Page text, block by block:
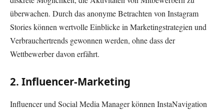
überwachen. Durch das anonyme Betrachten von Instagram
Stories können wertvolle Einblicke in Marketingstrategien und
Verbrauchertrends gewonnen werden, ohne dass der
Wettbewerber davon erfährt.
2. Influencer-Marketing
Influencer und Social Media Manager können InstaNavigation